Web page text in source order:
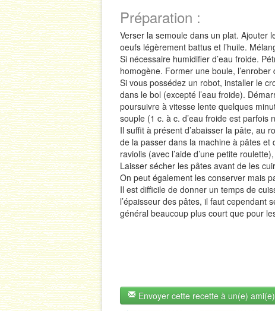
Préparation :
Verser la semoule dans un plat. Ajouter
oeufs légèrement battus et l’huile.
Si nécessaire humidifier d’eau froide.
homogène. Former une boule,
Si vous possédez un robot, installer le
dans le bol (excepté l’eau froide).
poursuivre à vitesse lente quelques
souple (1 c. à c. d’eau froide est parfois
Il suffit à présent d’abaisser la pâte, au
de la passer dans la machine à pâtes et
raviolis (avec l’aide d’une petite
Laisser sécher les pâtes avant de les
On peut également les conserver mais
Il est difficile de donner un temps de
l’épaisseur des pâtes, il faut cependant
général beaucoup plus court que pour
Envoyer cette recette à un(e) ami(e)